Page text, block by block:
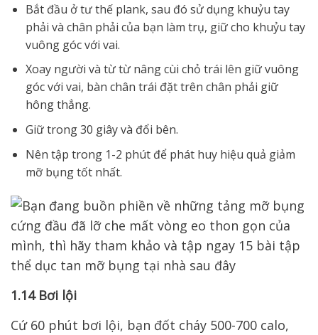
Bắt đầu ở tư thế plank, sau đó sử dụng khuỷu tay
phải và chân phải của bạn làm trụ, giữ cho khuỷu tay
vuông góc với vai.
Xoay người và từ từ nâng cùi chỏ trái lên giữ vuông
góc với vai, bàn chân trái đặt trên chân phải giữ
hông thẳng.
Giữ trong 30 giây và đổi bên.
Nên tập trong 1-2 phút để phát huy hiệu quả giảm
mỡ bụng tốt nhất.
1.14 Bơi lội
Cứ 60 phút bơi lội, bạn đốt cháy 500-700 calo,